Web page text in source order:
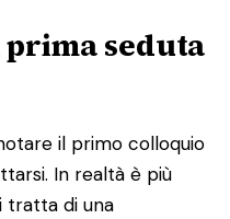
prima seduta
il primo colloquio
In realtà è più
tratta di una